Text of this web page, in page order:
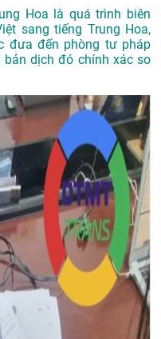
Hoa là quá trình biên
sang tiếng Trung Hoa,
đưa đến phòng tư pháp
dịch đó chính xác so